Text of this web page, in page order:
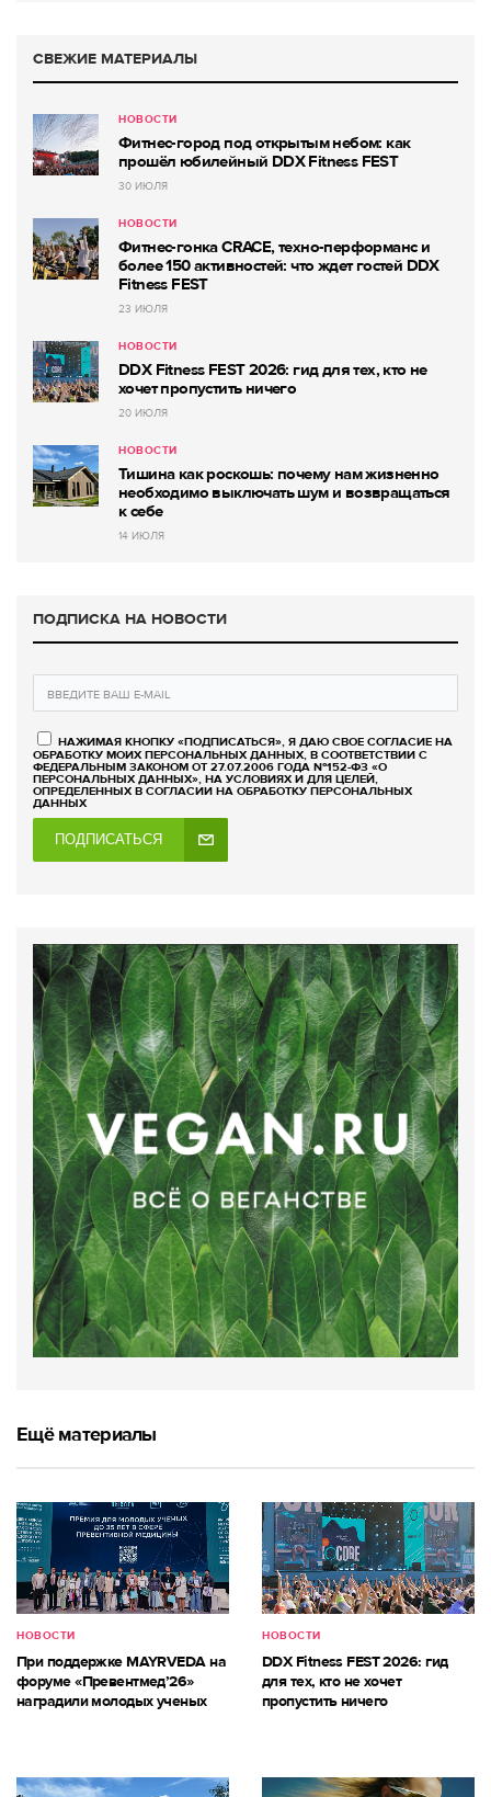
СВЕЖИЕ МАТЕРИАЛЫ
НОВОСТИ
Фитнес-город под открытым небом: как
прошёл юбилейный DDX Fitness FEST
30 ИЮЛЯ
НОВОСТИ
Фитнес-гонка CRACE, техно-перформанс и
более 150 активностей: что ждет гостей DDX
Fitness FEST
23 ИЮЛЯ
НОВОСТИ
DDX Fitness FEST 2026: гид для тех, кто не
хочет пропустить ничего
20 ИЮЛЯ
НОВОСТИ
Тишина как роскошь: почему нам жизненно
необходимо выключать шум и возвращаться
к себе
14 ИЮЛЯ
ПОДПИСКА НА НОВОСТИ
НАЖИМАЯ КНОПКУ «ПОДПИСАТЬСЯ», Я ДАЮ СВОЕ СОГЛАСИЕ НА
ОБРАБОТКУ МОИХ ПЕРСОНАЛЬНЫХ ДАННЫХ, В СООТВЕТСТВИИ С
ФЕДЕРАЛЬНЫМ ЗАКОНОМ ОТ 27.07.2006 ГОДА №152-ФЗ «О
ПЕРСОНАЛЬНЫХ ДАННЫХ», НА УСЛОВИЯХ И ДЛЯ ЦЕЛЕЙ,
ОПРЕДЕЛЕННЫХ В СОГЛАСИИ НА ОБРАБОТКУ ПЕРСОНАЛЬНЫХ
ДАННЫХ
ПОДПИСАТЬСЯ
Ещё материалы
НОВОСТИ
При поддержке MAYRVEDA на
форуме «Превентмед’26»
наградили молодых ученых
НОВОСТИ
DDX Fitness FEST 2026: гид
для тех, кто не хочет
пропустить ничего